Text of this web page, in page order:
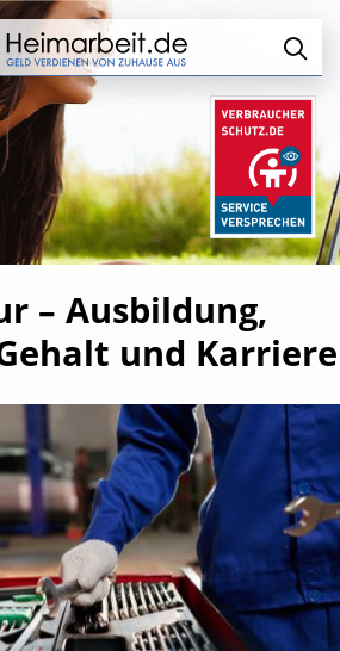
– Ausbildung,
und Karriere